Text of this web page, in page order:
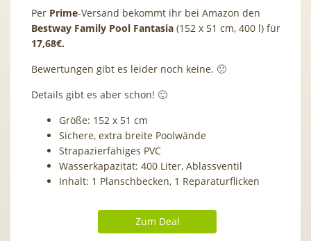
Per Prime-Versand bekommt ihr bei Amazon den
Bestway Family Pool Fantasia (152 x 51 cm, 400 l) für
17,68€.
Bewertungen gibt es leider noch keine. 🙁
Details gibt es aber schon! 🙂
Größe: 152 x 51 cm
Sichere, extra breite Poolwände
Strapazierfähiges PVC
Wasserkapazität: 400 Liter, Ablassventil
Inhalt: 1 Planschbecken, 1 Reparaturflicken
Zum Deal